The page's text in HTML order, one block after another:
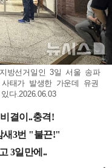
방선거일인 3일 서울 송파
태가 발생한 가운데 유권
다.2026.06.03